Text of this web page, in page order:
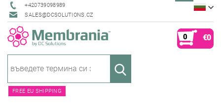
+420739098989
SALES@DCSOLUTIONS.CZ
0 €0
FREE EU SHIPPING